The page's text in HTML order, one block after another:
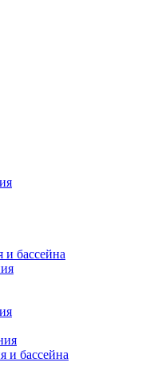
бассейна
и бассейна